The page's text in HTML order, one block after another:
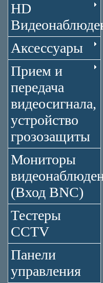
HD
Аксессуары
Прием и
передача
видеосигнала,
устройство
грозозащиты
Мониторы
(Вход BNC)
Тестеры
CCTV
Панели
управления